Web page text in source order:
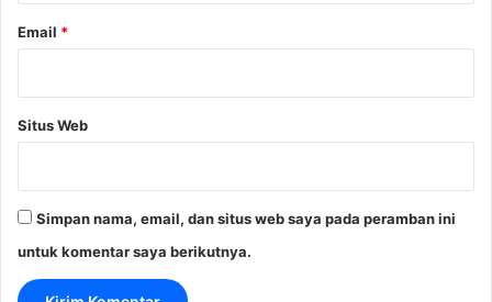
Email *
Situs Web
Simpan nama, email, dan situs web saya pada peramban ini
untuk komentar saya berikutnya.